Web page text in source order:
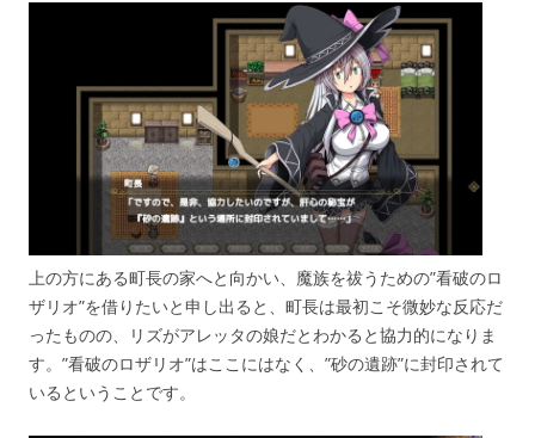
上の方にある町長の家へと向かい、魔族を祓うための”看破のロ
ザリオ”を借りたいと申し出ると、町長は最初こそ微妙な反応だ
ったものの、リズがアレッタの娘だとわかると協力的になりま
す。”看破のロザリオ”はここにはなく、”砂の遺跡”に封印されて
いるということです。